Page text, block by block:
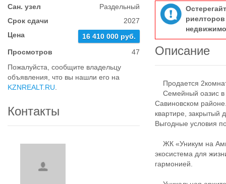
Сан. узел
Раздельный
Срок сдачи
2027
Цена
16 410 000 руб.
Просмотров
47
Пожалуйста, сообщите владельцу
объявления, что вы нашли его на
KZNREALT.RU
Контакты
Описание
Продается
Семейный оазис в
Савиновском
квартире, закрытый
Выгодные условия
ЖК «Уникум на
экосистема для
гармонией.